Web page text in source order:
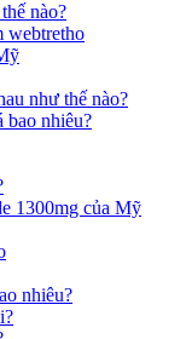
nào?
webtretho
như thế nào?
bao nhiêu?
1300mg của Mỹ
nhiêu?